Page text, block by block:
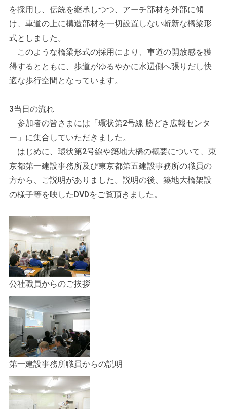
を採用し、伝統を継承しつつ、アーチ部材を外部に傾
け、車道の上に構造部材を一切設置しない斬新な橋梁形
式としました。
このような橋梁形式の採用により、車道の開放感を獲
得するとともに、歩道がゆるやかに水辺側へ張りだし快
適な歩行空間となっています。
3当日の流れ
参加者の皆さまには「環状第2号線 勝どき広報センタ
ー」に集合していただきました。
はじめに、環状第2号線や築地大橋の概要について、東
京都第一建設事務所及び東京都第五建設事務所の職員の
方から、ご説明がありました。説明の後、築地大橋架設
の様子等を映したDVDをご覧頂きました。
公社職員からのご挨拶
第一建設事務所職員からの説明